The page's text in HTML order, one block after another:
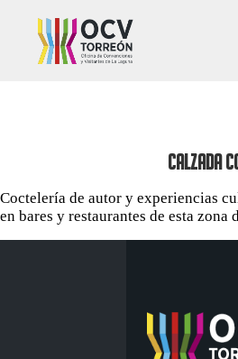
CALZADA
Coctelería de autor y experiencias
en bares y restaurantes de esta zona